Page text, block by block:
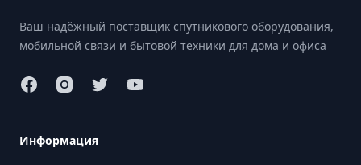
Ваш надёжный поставщик спутникового оборудования,
мобильной связи и бытовой техники для дома и офиса
Информация